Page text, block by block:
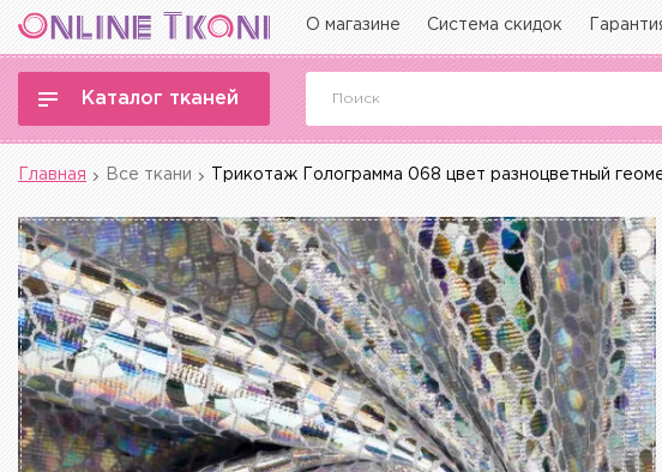
О магазине Система скидок
Каталог тканей
Главная Все ткани Трикотаж Голограмма 068 цвет разноцветный